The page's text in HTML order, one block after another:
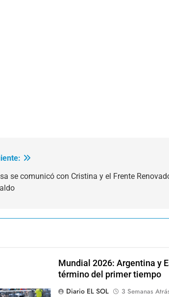
se comunicó con Cristina y el Frente
Mundial 2026: Argentina y
término del primer tiempo
Diario EL SOL
3 Semanas